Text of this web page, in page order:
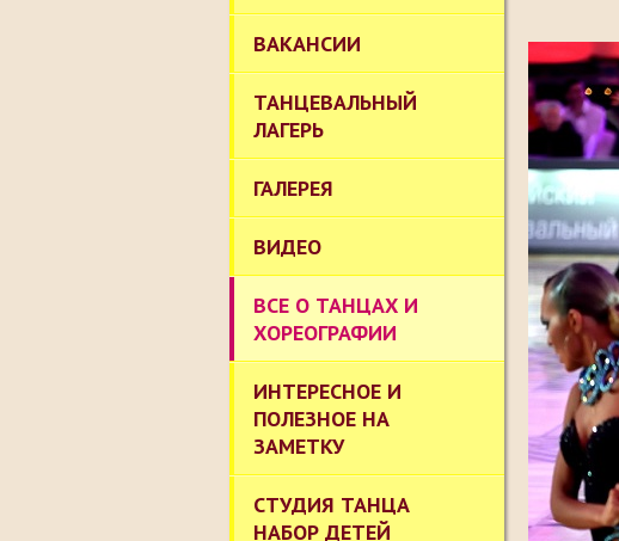
ВАКАНСИИ
ТАНЦЕВАЛЬНЫЙ
ЛАГЕРЬ
ГАЛЕРЕЯ
ВИДЕО
ВСЕ О ТАНЦАХ И
ХОРЕОГРАФИИ
ИНТЕРЕСНОЕ И
ПОЛЕЗНОЕ НА
ЗАМЕТКУ
СТУДИЯ ТАНЦА
НАБОР ДЕТЕЙ